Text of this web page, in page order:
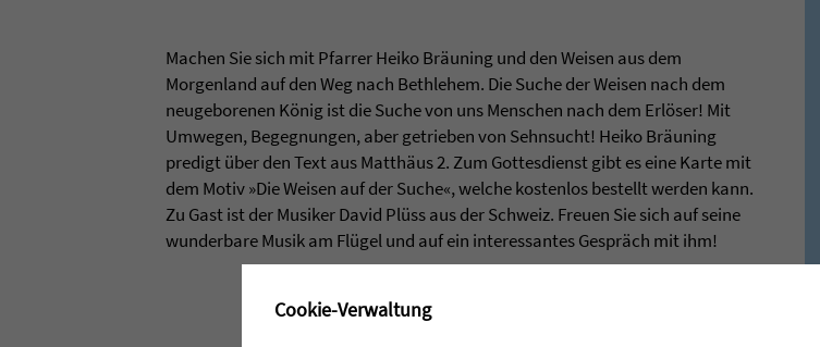
Machen Sie sich mit Pfarrer Heiko Bräuning und den Weisen aus dem
Morgenland auf den Weg nach Bethlehem. Die Suche der Weisen nach dem
neugeborenen König ist die Suche von uns Menschen nach dem Erlöser! Mit
Umwegen, Begegnungen, aber getrieben von Sehnsucht! Heiko Bräuning
predigt über den Text aus Matthäus 2. Zum Gottesdienst gibt es eine Karte mit
dem Motiv »Die Weisen auf der Suche«, welche kostenlos bestellt werden kann.
Zu Gast ist der Musiker David Plüss aus der Schweiz. Freuen Sie sich auf seine
wunderbare Musik am Flügel und auf ein interessantes Gespräch mit ihm!
Cookie-Verwaltung